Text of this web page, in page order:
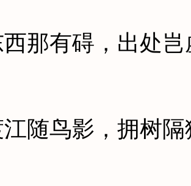
有碍，出处岂
鸟影，拥树隔